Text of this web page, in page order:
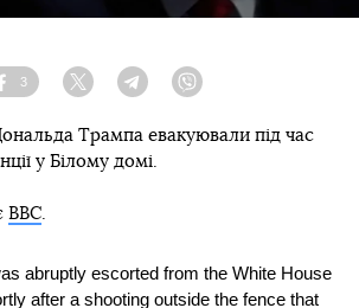
Facebook
3
Twitter TelegramViber
Трампа евакуювали під час
у Білому домі.
ВВС.
abruptly escorted from the White House
after a shooting outside the fence that